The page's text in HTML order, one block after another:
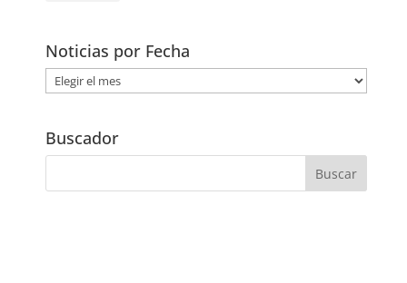
Noticias por Fecha
Noticias
por
Buscador